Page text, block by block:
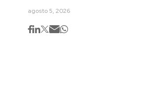
agosto 5, 2026